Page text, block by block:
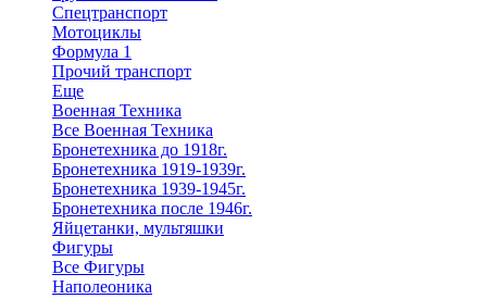
Спецтранспорт
Мотоциклы
Формула 1
Прочий транспорт
Еще
Военная Техника
Все Военная Техника
Бронетехника до 1918г.
Бронетехника 1919-1939г.
Бронетехника 1939-1945г.
Бронетехника после 1946г.
Яйцетанки, мультяшки
Фигуры
Все Фигуры
Наполеоника